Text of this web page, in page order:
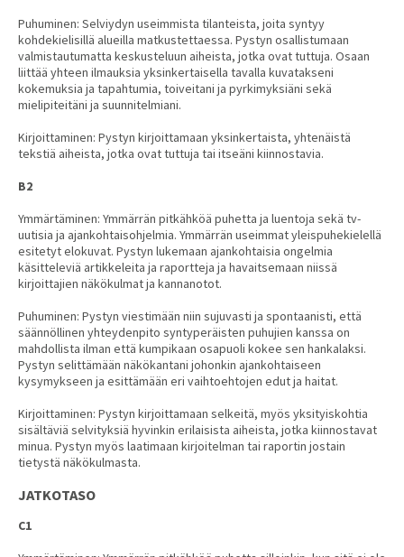
Puhuminen: Selviydyn useimmista tilanteista, joita syntyy
kohdekielisillä alueilla matkustettaessa. Pystyn osallistumaan
valmistautumatta keskusteluun aiheista, jotka ovat tuttuja. Osaan
liittää yhteen ilmauksia yksinkertaisella tavalla kuvatakseni
kokemuksia ja tapahtumia, toiveitani ja pyrkimyksiäni sekä
mielipiteitäni ja suunnitelmiani.
Kirjoittaminen: Pystyn kirjoittamaan yksinkertaista, yhtenäistä
tekstiä aiheista, jotka ovat tuttuja tai itseäni kiinnostavia.
B2
Ymmärtäminen: Ymmärrän pitkähköä puhetta ja luentoja sekä tv-
uutisia ja ajankohtaisohjelmia. Ymmärrän useimmat yleispuhekielellä
esitetyt elokuvat. Pystyn lukemaan ajankohtaisia ongelmia
käsitteleviä artikkeleita ja raportteja ja havaitsemaan niissä
kirjoittajien näkökulmat ja kannanotot.
Puhuminen: Pystyn viestimään niin sujuvasti ja spontaanisti, että
säännöllinen yhteydenpito syntyperäisten puhujien kanssa on
mahdollista ilman että kumpikaan osapuoli kokee sen hankalaksi.
Pystyn selittämään näkökantani johonkin ajankohtaiseen
kysymykseen ja esittämään eri vaihtoehtojen edut ja haitat.
Kirjoittaminen: Pystyn kirjoittamaan selkeitä, myös yksityiskohtia
sisältäviä selvityksiä hyvinkin erilaisista aiheista, jotka kiinnostavat
minua. Pystyn myös laatimaan kirjoitelman tai raportin jostain
tietystä näkökulmasta.
JATKOTASO
C1